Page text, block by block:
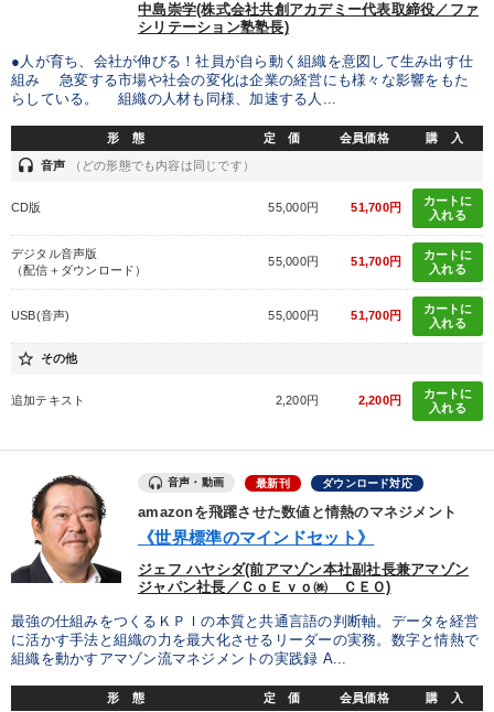
販売戦略 教育 交渉
ランチェスター戦略 稲盛和夫 リベラルアーツ
株式投資 会社数字を学ぶ トレンド
中島崇学(株式会社共創アカデミー代表取締役／ファ
シリテーション塾塾長)
●人が育ち、会社が伸びる！社員が自ら動く組織を意図して生み出す仕
組み 急変する市場や社会の変化は企業の経営にも様々な影響をもた
らしている。 組織の人材も同様、加速する人...
形 態 定 価 会員価格 購 入
headset 音声 （どの形態でも内容は同じです）
CD版 55,000円 51,700円
カートに
入れる
デジタル音声版
（配信＋ダウンロード）
55,000円 51,700円
カートに
入れる
USB(音声) 55,000円 51,700円
カートに
入れる
star_border その他
追加テキスト 2,200円 2,200円
カートに
入れる
音声・動画 最新刊 ダウンロード対応
amazonを飛躍させた数値と情熱のマネジメント
《世界標準のマインドセット》
ジェフ ハヤシダ(前アマゾン本社副社長兼アマゾン
ジャパン社長／ＣｏＥｖｏ㈱ ＣＥＯ)
最強の仕組みをつくるＫＰＩの本質と共通言語の判断軸。データを経営
に活かす手法と組織の力を最大化させるリーダーの実務。数字と情熱で
組織を動かすアマゾン流マネジメントの実践録 A...
形 態 定 価 会員価格 購 入